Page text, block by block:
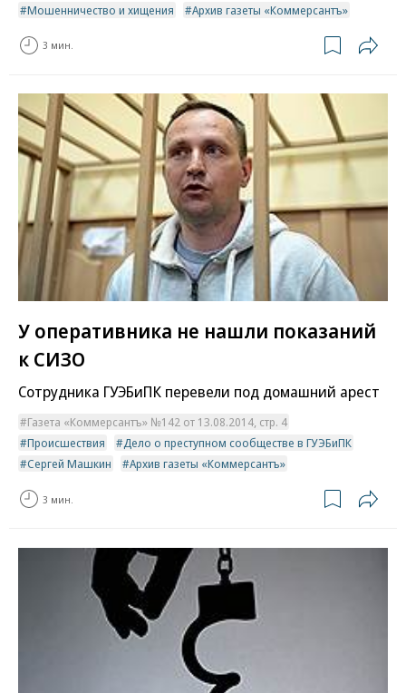
Мошенничество и хищения
Архив газеты «Коммерсантъ»
3 мин.
У оперативника не нашли показаний
к СИЗО
Сотрудника ГУЭБиПК перевели под домашний арест
Газета «Коммерсантъ» №142 от 13.08.2014, стр. 4
Происшествия
Дело о преступном сообществе в ГУЭБиПК
Сергей Машкин
Архив газеты «Коммерсантъ»
3 мин.